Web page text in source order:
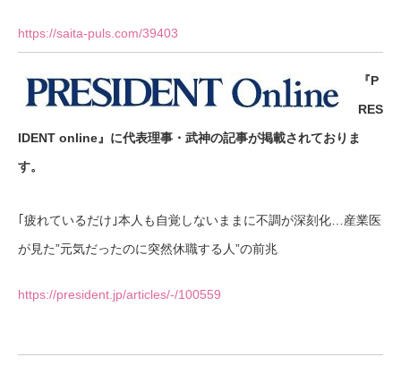
https://saita-puls.com/39403
『P
RES
IDENT online』に代表理事・武神の記事が掲載されておりま
す。
｢疲れているだけ｣本人も自覚しないままに不調が深刻化…産業医
が見た”元気だったのに突然休職する人”の前兆
https://president.jp/articles/-/100559